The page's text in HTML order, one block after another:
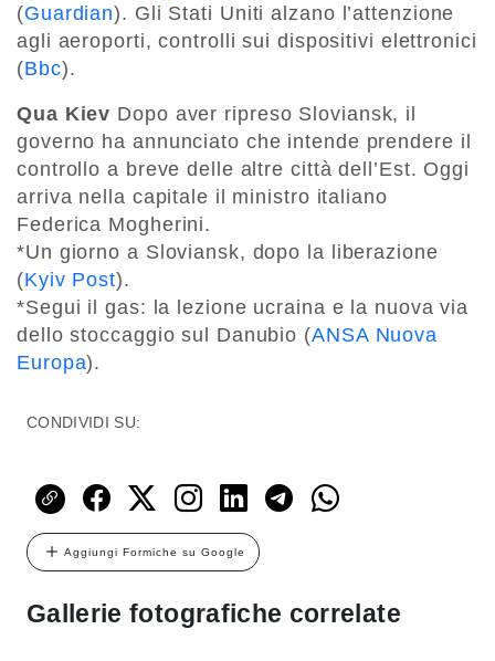
(Guardian). Gli Stati Uniti alzano l’attenzione
agli aeroporti, controlli sui dispositivi elettronici
(Bbc).
Qua Kiev Dopo aver ripreso Sloviansk, il
governo ha annunciato che intende prendere il
controllo a breve delle altre città dell’Est. Oggi
arriva nella capitale il ministro italiano
Federica Mogherini.
*Un giorno a Sloviansk, dopo la liberazione
(Kyiv Post).
*Segui il gas: la lezione ucraina e la nuova via
dello stoccaggio sul Danubio (ANSA Nuova
Europa).
CONDIVIDI SU:
Aggiungi Formiche su Google
Gallerie fotografiche correlate